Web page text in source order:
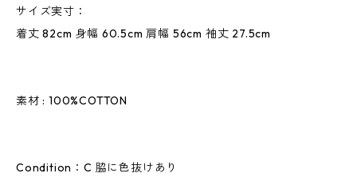
サイズ実寸：
着丈 82cm 身幅 60.5cm 肩幅 56cm 袖丈 27.5cm
素材 : 100%COTTON
Condition：C 脇に色抜けあり